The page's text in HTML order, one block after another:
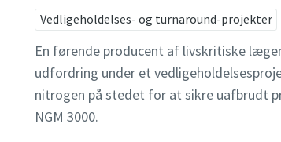
Vedligeholdelses- og turnaround-projekter
En førende producent af livskritiske
udfordring under et
nitrogen på stedet for at sikre uafbrudt
NGM 3000.